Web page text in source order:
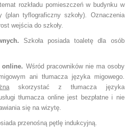
rozkładu pomieszczeń w budynku w
tyflograficzny szkoły) . Oznaczenia
wejścia do szkoły.
Szkoła posiada toaletę dla osób
online. Wśród pracowników nie ma osoby
ani tłumacza języka migowego.
skorzystać z tłumacza języka
tłumacza online jest bezpłatne i nie
się na wizytę.
przenośną pętlę indukcyjną.